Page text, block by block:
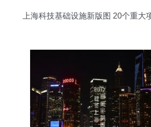
上海科技基础设施新版图 20个重大